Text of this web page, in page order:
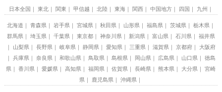
日本全国 東北 関東 甲信越 北陸 東海 関西 中国地方 四国 九州
北海道 青森県 岩手県 宮城県 秋田県 山形県 福島県 茨城県
栃木県
群馬県
埼玉県 千葉県 東京都 神奈川県 新潟県 富山県 石川県
福井県
山梨県
長野県 岐阜県 静岡県 愛知県 三重県 滋賀県 京都府
大阪府
兵庫県
奈良県 和歌山県 鳥取県 島根県 岡山県 広島県 山口県
徳島
県
香川県 愛媛県 高知県 福岡県 佐賀県 長崎県 熊本県 大分県
宮崎
県
鹿児島県 沖縄県